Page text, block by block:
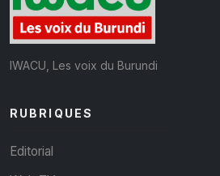
IWACU, Les voix du Burundi
RUBRIQUES
Editorial